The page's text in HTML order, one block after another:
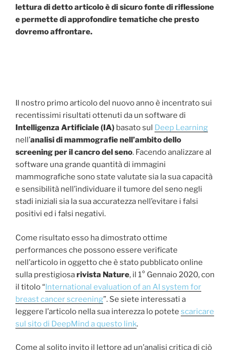
lettura di detto articolo è di sicuro fonte di riflessione
e permette di approfondire tematiche che presto
dovremo affrontare.
Il nostro primo articolo del nuovo anno è incentrato sui
recentissimi risultati ottenuti da un software di
Intelligenza Artificiale (IA) basato sul
Deep Learning
nell’analisi di mammografie nell’ambito dello
screening per il cancro del seno. Facendo analizzare al
software una grande quantità di immagini
mammografiche sono state valutate sia la sua capacità
e sensibilità nell’individuare il tumore del seno negli
stadi iniziali sia la sua accuratezza nell’evitare i falsi
positivi ed i falsi negativi.
Come risultato esso ha dimostrato ottime
performances che possono essere verificate
nell’articolo in oggetto che è stato pubblicato online
sulla prestigiosarivista Nature, il 1° Gennaio 2020, con
il titolo “International evaluation of an AI system for
breast cancer screening”. Se siete interessati a
leggere l’articolo nella sua interezza lo potete scaricare
sul sito di DeepMind a questo link.
Come al solito invito il lettore ad un’analisi critica di ciò